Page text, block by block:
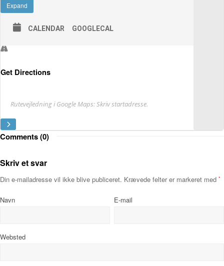
Expand
CALENDAR GOOGLECAL
Get Directions
Comments (0)
Skriv et svar
Din e-mailadresse vil ikke blive publiceret. Krævede felter er markeret med *
Navn E-mail
Websted